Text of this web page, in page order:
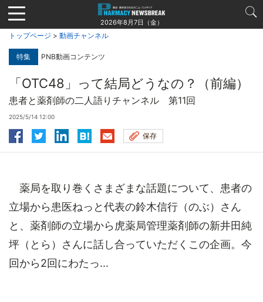
Jump
to
navigation
2026年8月7日（金）
トップページ > 動画チャンネル
特集 PNB動画コンテンツ
「OTC48」って結局どうなの？（前編）
患者と薬剤師の二人語りチャンネル 第11回
2025/5/14 12:00
保存
薬局を取り巻くさまざまな話題について、患者の
立場から患医ねっと代表の鈴木信行（のぶ）さん
と、薬剤師の立場から虎薬局管理薬剤師の新井田純
坪（とら）さんに話し合っていただくこの企画。今
回から2回にわたっ...